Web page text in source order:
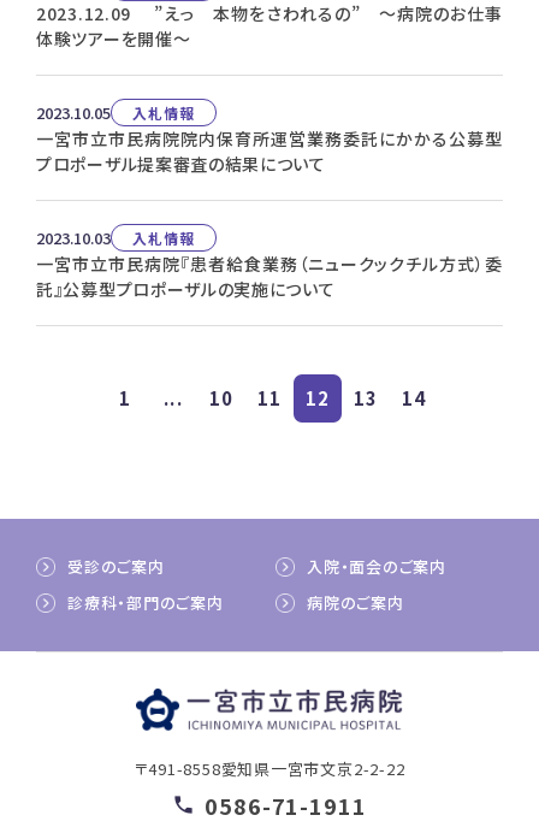
2023.12.09 ”えっ 本物をさわれるの” ～病院のお仕事
体験ツアーを開催～
2023.10.05 入札情報
一宮市立市民病院院内保育所運営業務委託にかかる公募型
プロポーザル提案審査の結果について
2023.10.03 入札情報
一宮市立市民病院『患者給食業務（ニュークックチル方式）委
託』公募型プロポーザルの実施について
1 ... 10 11 12 13 14
受診のご案内
入院・面会のご案内
診療科・部門のご案内
病院のご案内
〒491-8558愛知県一宮市文京2-2-22
0586-71-1911